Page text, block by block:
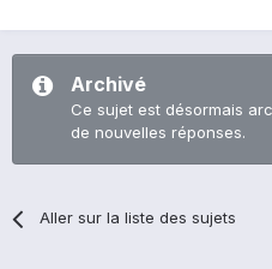
Archivé
Ce sujet est désormais
de nouvelles réponses.
Aller sur la liste des sujets